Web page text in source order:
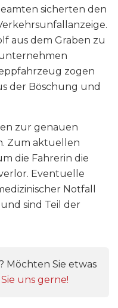
sicherten den
aus dem Graben zu
zogen
der Böschung und
zur genauen
Zum aktuellen
die Fahrerin die
Eventuelle
Notfall
sind Teil der
Möchten Sie etwas
uns gerne!